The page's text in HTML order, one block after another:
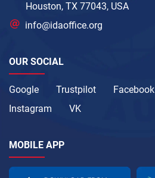
Houston, TX 77043, USA
info@idaoffice.org
OUR SOCIAL
Google Trustpilot Facebook
Instagram
VK
MOBILE APP